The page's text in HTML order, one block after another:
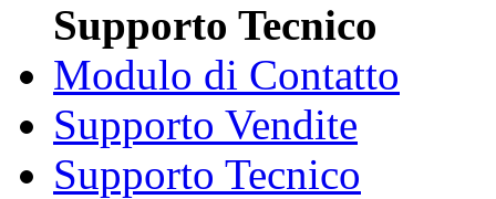
Supporto Tecnico
Modulo di Contatto
Supporto Vendite
Supporto Tecnico